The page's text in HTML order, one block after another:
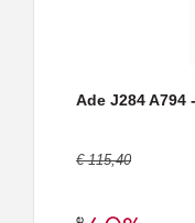
Ade J284 A794
€ 115,40